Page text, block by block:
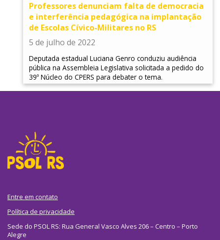
Professores denunciam falta de democracia
e interferência pedagógica na implantação
de Escolas Cívico-Militares no RS
5 de julho de 2022
Deputada estadual Luciana Genro conduziu audiência
pública na Assembleia Legislativa solicitada a pedido do
39º Núcleo do CPERS para debater o tema.
Entre em contato
Política de privacidade
Sede do PSOL RS: Rua General Vasco Alves 206 – Centro – Porto
Alegre